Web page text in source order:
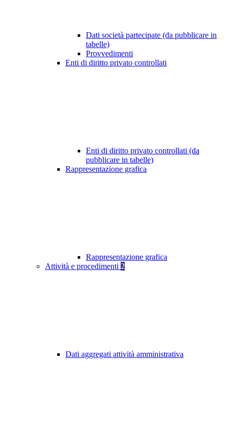
Dati società partecipate (da pubblicare in
tabelle)
Provvedimenti
Enti di diritto privato controllati
Enti di diritto privato controllati (da
pubblicare in tabelle)
Rappresentazione grafica
Rappresentazione grafica
Attività e procedimenti 2
Dati aggregati attività amministrativa